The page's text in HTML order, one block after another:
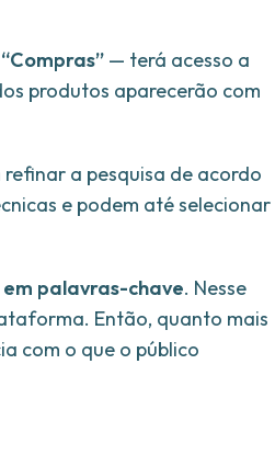
“Compras” — terá acesso a
produtos aparecerão com
a pesquisa de acordo
e podem até selecionar
em palavras-chave. Nesse
Então, quanto mais
com o que o público